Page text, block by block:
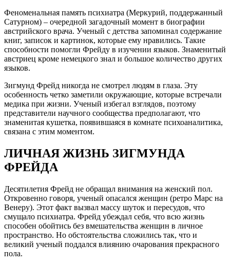
Феноменальная память психиатра (Меркурий, поддержанный
Сатурном) – очередной загадочный момент в биографии
австрийского врача. Ученый с детства запоминал содержание
книг, записок и картинок, которые ему нравились. Такие
способности помогли Фрейду в изучении языков. Знаменитый
австриец кроме немецкого знал и большое количество других
языков.
Зигмунд Фрейд никогда не смотрел людям в глаза. Эту
особенность четко заметили окружающие, которые встречали
медика при жизни. Ученый избегал взглядов, поэтому
представители научного сообщества предполагают, что
знаменитая кушетка, появившаяся в комнате психоаналитика,
связана с этим моментом.
ЛИЧНАЯ ЖИЗНЬ ЗИГМУНДА
ФРЕЙДА
Десятилетия Фрейд не обращал внимания на женский пол.
Откровенно говоря, ученый опасался женщин (ретро Марс на
Венеру). Этот факт вызвал массу шуток и пересудов, что
смущало психиатра. Фрейд убеждал себя, что всю жизнь
способен обойтись без вмешательства женщин в личное
пространство. Но обстоятельства сложились так, что и
великий ученый поддался влиянию очарования прекрасного
пола.